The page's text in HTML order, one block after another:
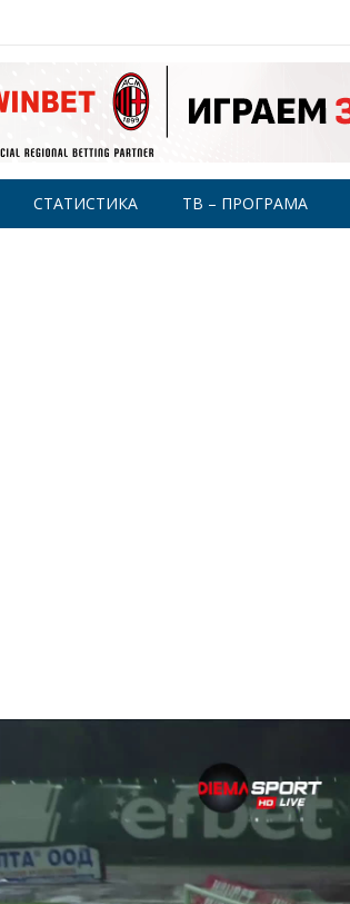
СТАТИСТИКА ТВ – ПРОГРАМА